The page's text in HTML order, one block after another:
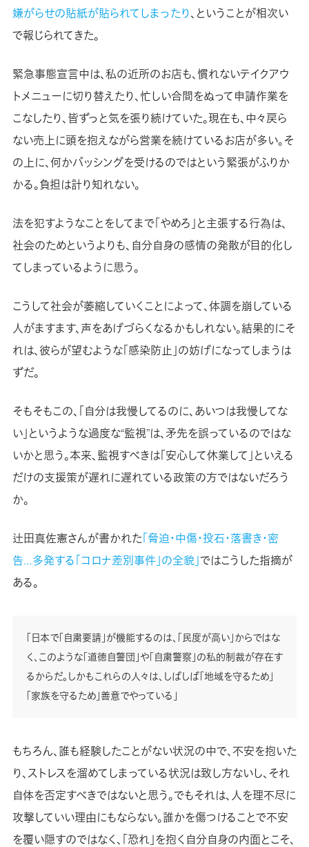
嫌がらせの貼紙が貼られてしまったり、ということが相次い
で報じられてきた。
緊急事態宣言中は、私の近所のお店も、慣れないテイクアウ
トメニューに切り替えたり、忙しい合間をぬって申請作業を
こなしたり、皆ずっと気を張り続けていた。現在も、中々戻ら
ない売上に頭を抱えながら営業を続けているお店が多い。そ
の上に、何かバッシングを受けるのではという緊張がふりか
かる。負担は計り知れない。
法を犯すようなことをしてまで「やめろ」と主張する行為は、
社会のためというよりも、自分自身の感情の発散が目的化し
てしまっているように思う。
こうして社会が萎縮していくことによって、体調を崩している
人がますます、声をあげづらくなるかもしれない。結果的にそ
れは、彼らが望むような「感染防止」の妨げになってしまうは
ずだ。
そもそもこの、「自分は我慢してるのに、あいつは我慢してな
い」というような過度な“監視”は、矛先を誤っているのではな
いかと思う。本来、監視すべきは「安心して休業して」といえる
だけの支援策が遅れに遅れている政策の方ではないだろう
か。
辻田真佐憲さんが書かれた「脅迫・中傷・投石・落書き・密
告…多発する「コロナ差別事件」の全貌」ではこうした指摘が
ある。
「日本で「自粛要請」が機能するのは、「民度が高い」からではな
く、このような「道徳自警団」や「自粛警察」の私的制裁が存在す
るからだ。しかもこれらの人々は、しばしば「地域を守るため」
「家族を守るため」善意でやっている」
もちろん、誰も経験したことがない状況の中で、不安を抱いた
り、ストレスを溜めてしまっている状況は致し方ないし、それ
自体を否定すべきではないと思う。でもそれは、人を理不尽に
攻撃していい理由にもならない。誰かを傷つけることで不安
を覆い隠すのではなく、「恐れ」を抱く自分自身の内面とこそ、